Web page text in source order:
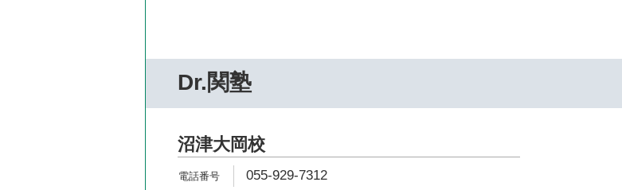
Dr.関塾
沼津大岡校
055-929-7312